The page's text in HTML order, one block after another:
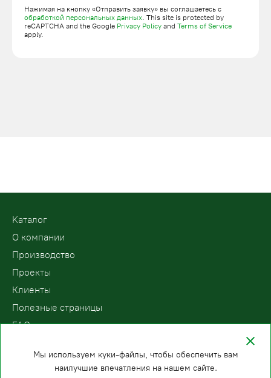
Нажимая на кнопку «Отправить заявку» вы соглашаетесь с
обработкой персональных данных. This site is protected by
reCAPTCHA and the Google Privacy Policy and Terms of Service
apply.
Kаталог
О компании
Производство
Проекты
Клиенты
Полезные страницы
FAQ
Мы используем куки-файлы, чтобы обеспечить вам
наилучшие впечатления на нашем сайте.